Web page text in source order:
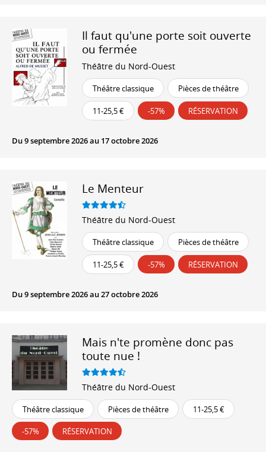
Il faut qu'une porte soit ouverte
ou fermée
Théâtre du Nord-Ouest
Théâtre classique Pièces de théâtre
11-25,5 € -57% RÉSERVATION
Du 9 septembre 2026 au 17 octobre 2026
Le Menteur
Théâtre du Nord-Ouest
Théâtre classique Pièces de théâtre
11-25,5 € -57% RÉSERVATION
Du 9 septembre 2026 au 27 octobre 2026
Mais n'te promène donc pas
toute nue !
Théâtre du Nord-Ouest
Théâtre classique Pièces de théâtre 11-25,5 €
-57% RÉSERVATION